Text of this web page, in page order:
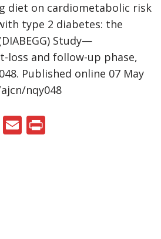
diet on cardiometabolic risk
type 2 diabetes: the
Study—
loss and follow-up phase,
Published online 07 May
ajcn/nqy048
T E